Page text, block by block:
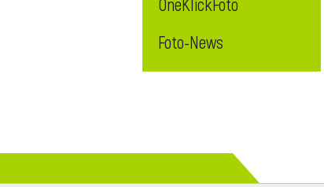
OneKlickFoto
Foto-News